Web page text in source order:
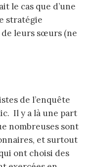
le cas que d’une
stratégie
leurs sœurs (ne
de l’enquête
Il y a là une part
nombreuses sont
et surtout
ont choisi des